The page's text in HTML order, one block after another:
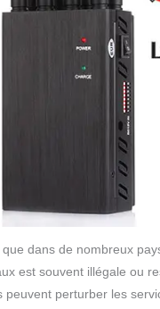
que dans de nombreux
est souvent illégale ou
peuvent perturber les